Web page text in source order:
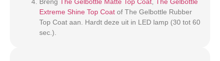
Extreme Shine Top Coat of The Gelbottle Rubber
Top Coat aan. Hardt deze uit in LED lamp (30 tot 60
sec.).